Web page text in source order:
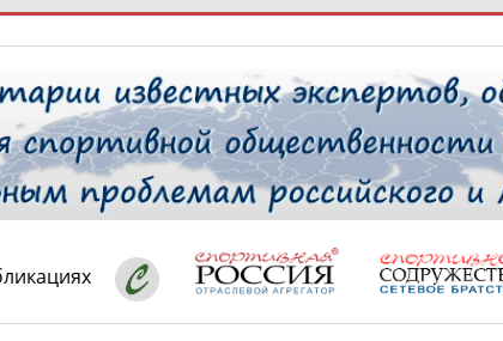
РЕСУРСНАЯ ПЛОЩАДКА